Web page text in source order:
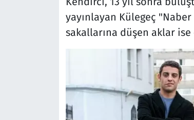
yayınlayan Külegeç
sakallarına düşen aklar